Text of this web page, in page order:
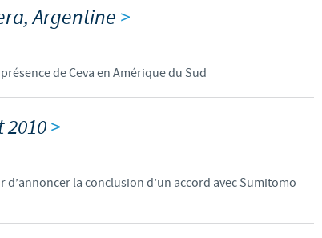
Argentine >
de Ceva en Amérique du Sud
2010>
la conclusion d’un accord avec Sumitomo